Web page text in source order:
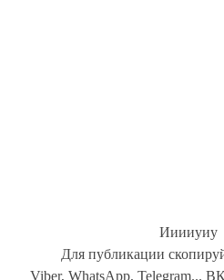
Ииииуиу
Для публикации
Viber, WhatsApp, Telegram...